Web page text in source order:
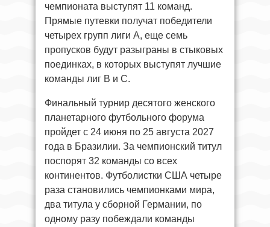
чемпионата выступят 11 команд.
Прямые путевки получат победители
четырех групп лиги А, еще семь
пропусков будут разыграны в стыковых
поединках, в которых выступят лучшие
команды лиг В и С.
Финальный турнир десятого женского
планетарного футбольного форума
пройдет с 24 июня по 25 августа 2027
года в Бразилии. За чемпионский титул
поспорят 32 команды со всех
континентов. Футболистки США четыре
раза становились чемпионками мира,
два титула у сборной Германии, по
одному разу побеждали команды